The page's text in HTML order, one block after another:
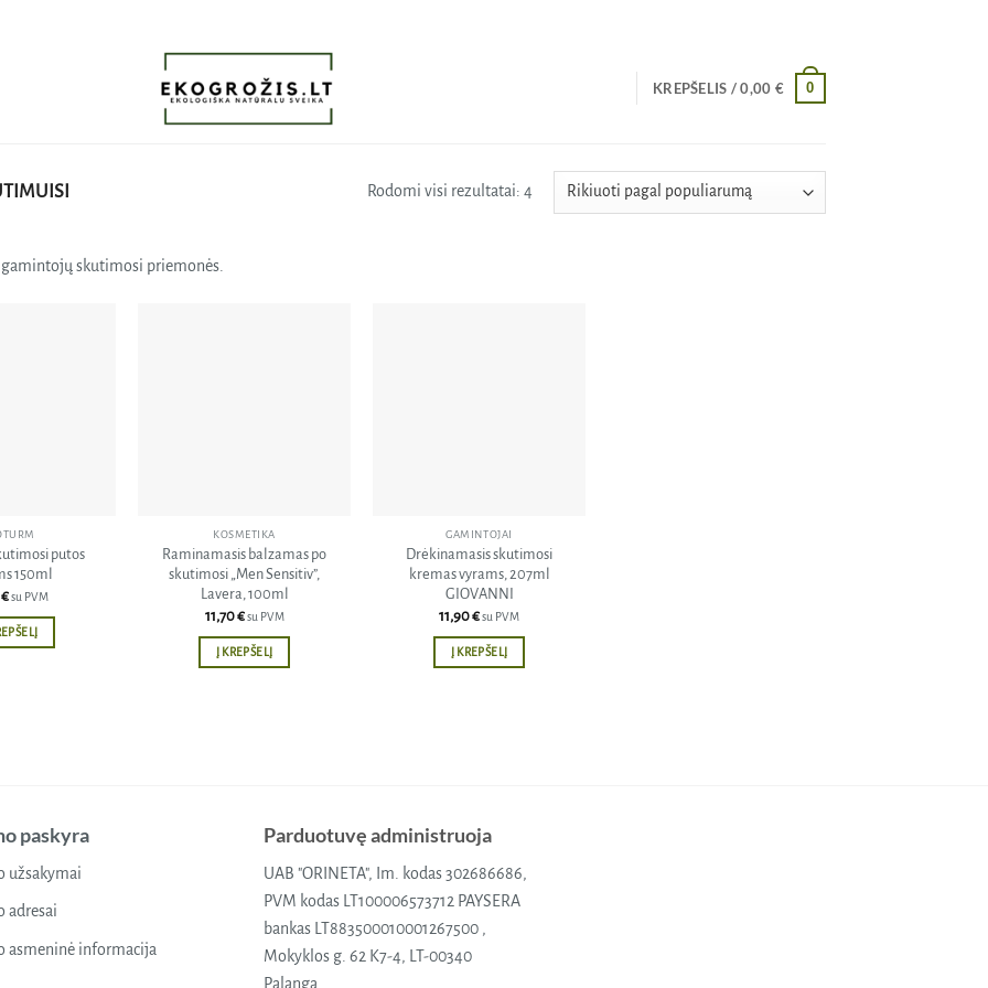
KREPŠELIS /0,00 € 0
Rodomi visi rezultatai: 4 Rūšiuojama
pagal
skutimosi priemonės.
putos
150ml
€su PVM
KOSMETIKA
Raminamasis balzamas po
skutimosi „Men Sensitiv”,
Lavera, 100ml
11,70€ su PVM
Į KREPŠELĮ
GAMINTOJAI
Drėkinamasis skutimosi
kremas vyrams, 207ml
GIOVANNI
11,90€su PVM
Į KREPŠELĮ
paskyra
užsakymai
adresai
asmeninė informacija
Parduotuvę administruoja
UAB "ORINETA", Im. kodas 302686686,
PVM kodas LT100006573712 PAYSERA
bankas LT883500010001267500 ,
Mokyklos g. 62 K7-4, LT-00340
Palanga